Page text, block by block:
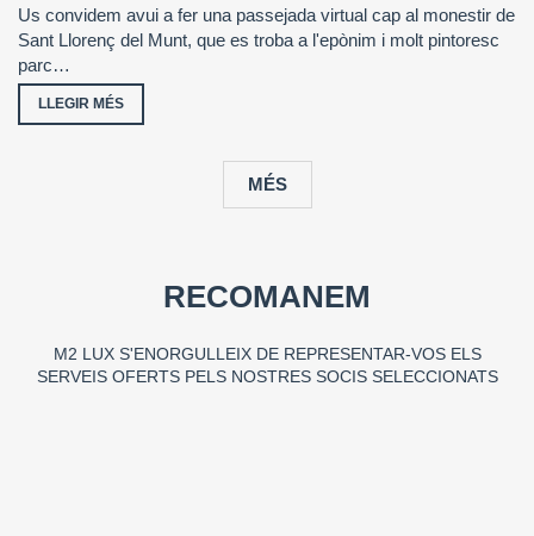
Us convidem avui a fer una passejada virtual cap al monestir de
Sant Llorenç del Munt, que es troba a l'epònim i molt pintoresc
parc…
LLEGIR MÉS
MÉS
RECOMANEM
M2 LUX S'ENORGULLEIX DE REPRESENTAR-VOS ELS
SERVEIS OFERTS PELS NOSTRES SOCIS SELECCIONATS